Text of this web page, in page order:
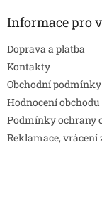
Informace pro
Doprava a platba
Kontakty
Obchodní podmínky
Hodnocení obchodu
Podmínky ochrany
Reklamace, vrácení